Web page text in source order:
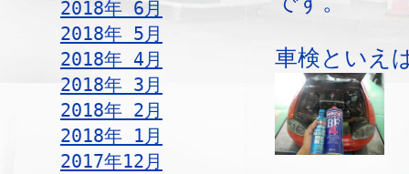
2018年 6月
2018年 5月
2018年 4月
2018年 3月
2018年 2月
2018年 1月
2017年12月
車検といえ